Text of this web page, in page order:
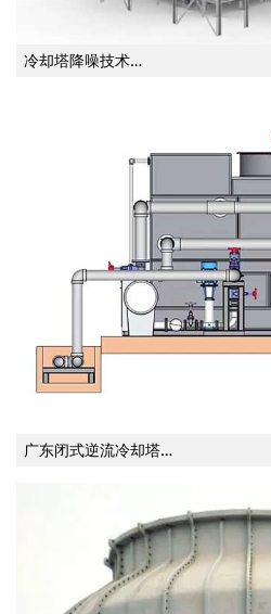
冷却塔降噪技术…
广东闭式逆流冷却塔…